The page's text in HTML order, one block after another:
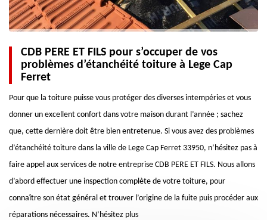
CDB PERE ET FILS pour s’occuper de vos
problèmes d’étanchéité toiture à Lege Cap
Ferret
Pour que la toiture puisse vous protéger des diverses intempéries et vous
donner un excellent confort dans votre maison durant l’année ; sachez
que, cette dernière doit être bien entretenue. Si vous avez des problèmes
d’étanchéité toiture dans la ville de Lege Cap Ferret 33950, n’hésitez pas à
faire appel aux services de notre entreprise CDB PERE ET FILS. Nous allons
d’abord effectuer une inspection complète de votre toiture, pour
connaître son état général et trouver l’origine de la fuite puis procéder aux
réparations nécessaires. N’hésitez plus